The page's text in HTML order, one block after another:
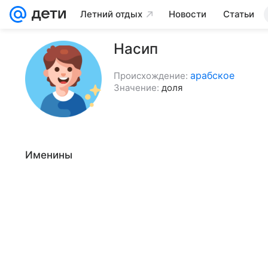
Летний отдых Новости Статьи
Насип
Происхождение: арабское
Значение: доля
Именины